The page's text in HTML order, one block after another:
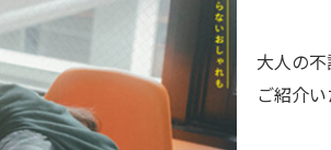
大人の
ご紹介い